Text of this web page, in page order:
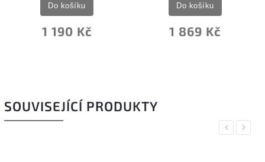
1 190 Kč
Do košíku
1 869 Kč
Do košíku
SOUVISEJÍCÍ PRODUKTY
Previous
Next